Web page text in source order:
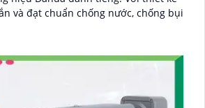
và đạt chuẩn chống nước, chống bụi